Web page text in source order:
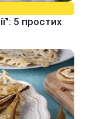
5 простих